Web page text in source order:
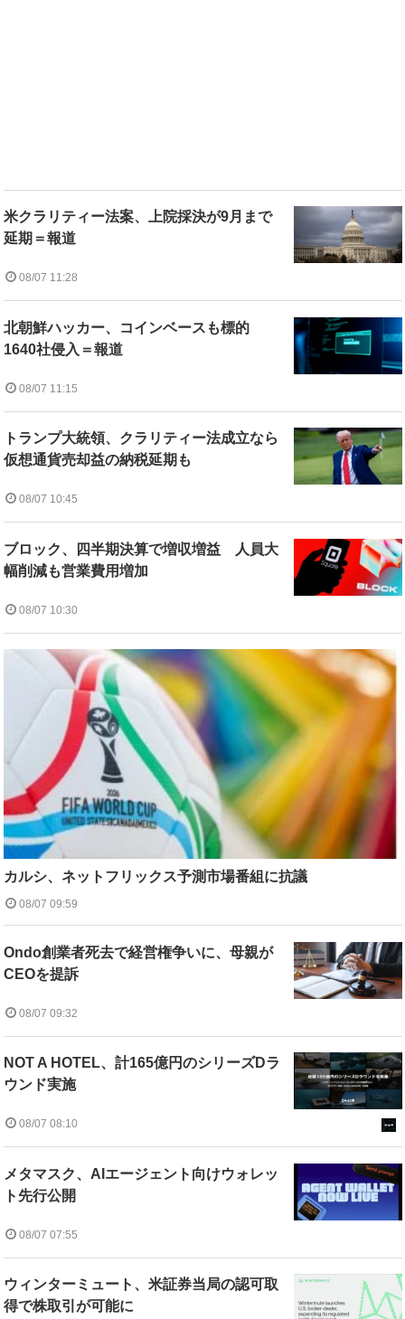
米クラリティー法案、上院採決が9月まで
延期＝報道
08/07 11:28
北朝鮮ハッカー、コインベースも標的
1640社侵入＝報道
08/07 11:15
トランプ大統領、クラリティー法成立なら
仮想通貨売却益の納税延期も
08/07 10:45
ブロック、四半期決算で増収増益 人員大
幅削減も営業費用増加
08/07 10:30
カルシ、ネットフリックス予測市場番組に抗議
08/07 09:59
Ondo創業者死去で経営権争いに、母親が
CEOを提訴
08/07 09:32
NOT A HOTEL、計165億円のシリーズDラ
ウンド実施
08/07 08:10
メタマスク、AIエージェント向けウォレッ
ト先行公開
08/07 07:55
ウィンターミュート、米証券当局の認可取
得で株取引が可能に